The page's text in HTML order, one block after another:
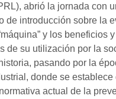
abrió la jornada con
de introducción sobre la
y los beneficios y
de su utilización por la
pasando por la
donde se establece
actual de la